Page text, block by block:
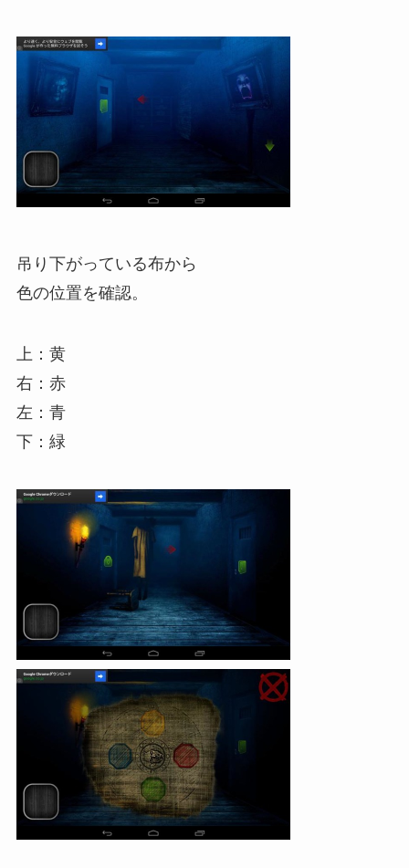
吊り下がっている布から
色の位置を確認。
上：黄
右：赤
左：青
下：緑